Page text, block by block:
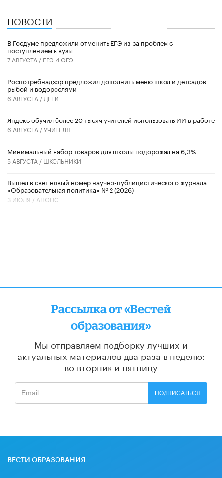
НОВОСТИ
В Госдуме предложили отменить ЕГЭ из-за проблем с
поступлением в вузы
7 АВГУСТА / ЕГЭ И ОГЭ
Роспотребнадзор предложил дополнить меню школ и детсадов
рыбой и водорослями
6 АВГУСТА / ДЕТИ
​Яндекс обучил более 20 тысяч учителей использовать ИИ в работе
6 АВГУСТА /УЧИТЕЛЯ
Минимальный набор товаров для школы подорожал на 6,3%
5 АВГУСТА / ШКОЛЬНИКИ
Вышел в свет новый номер научно-публицистического журнала
«Образовательная политика» № 2 (2026)
3 ИЮЛЯ / АНОНС
Рассылка от «Вестей
образования»
Мы отправляем подборку лучших и
актуальных материалов два раза в неделю:
во вторник и пятницу
ПОДПИСАТЬСЯ
ВЕСТИ ОБРАЗОВАНИЯ